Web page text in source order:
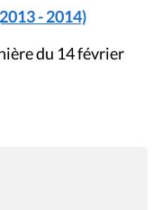
- 2014)
du 14 février